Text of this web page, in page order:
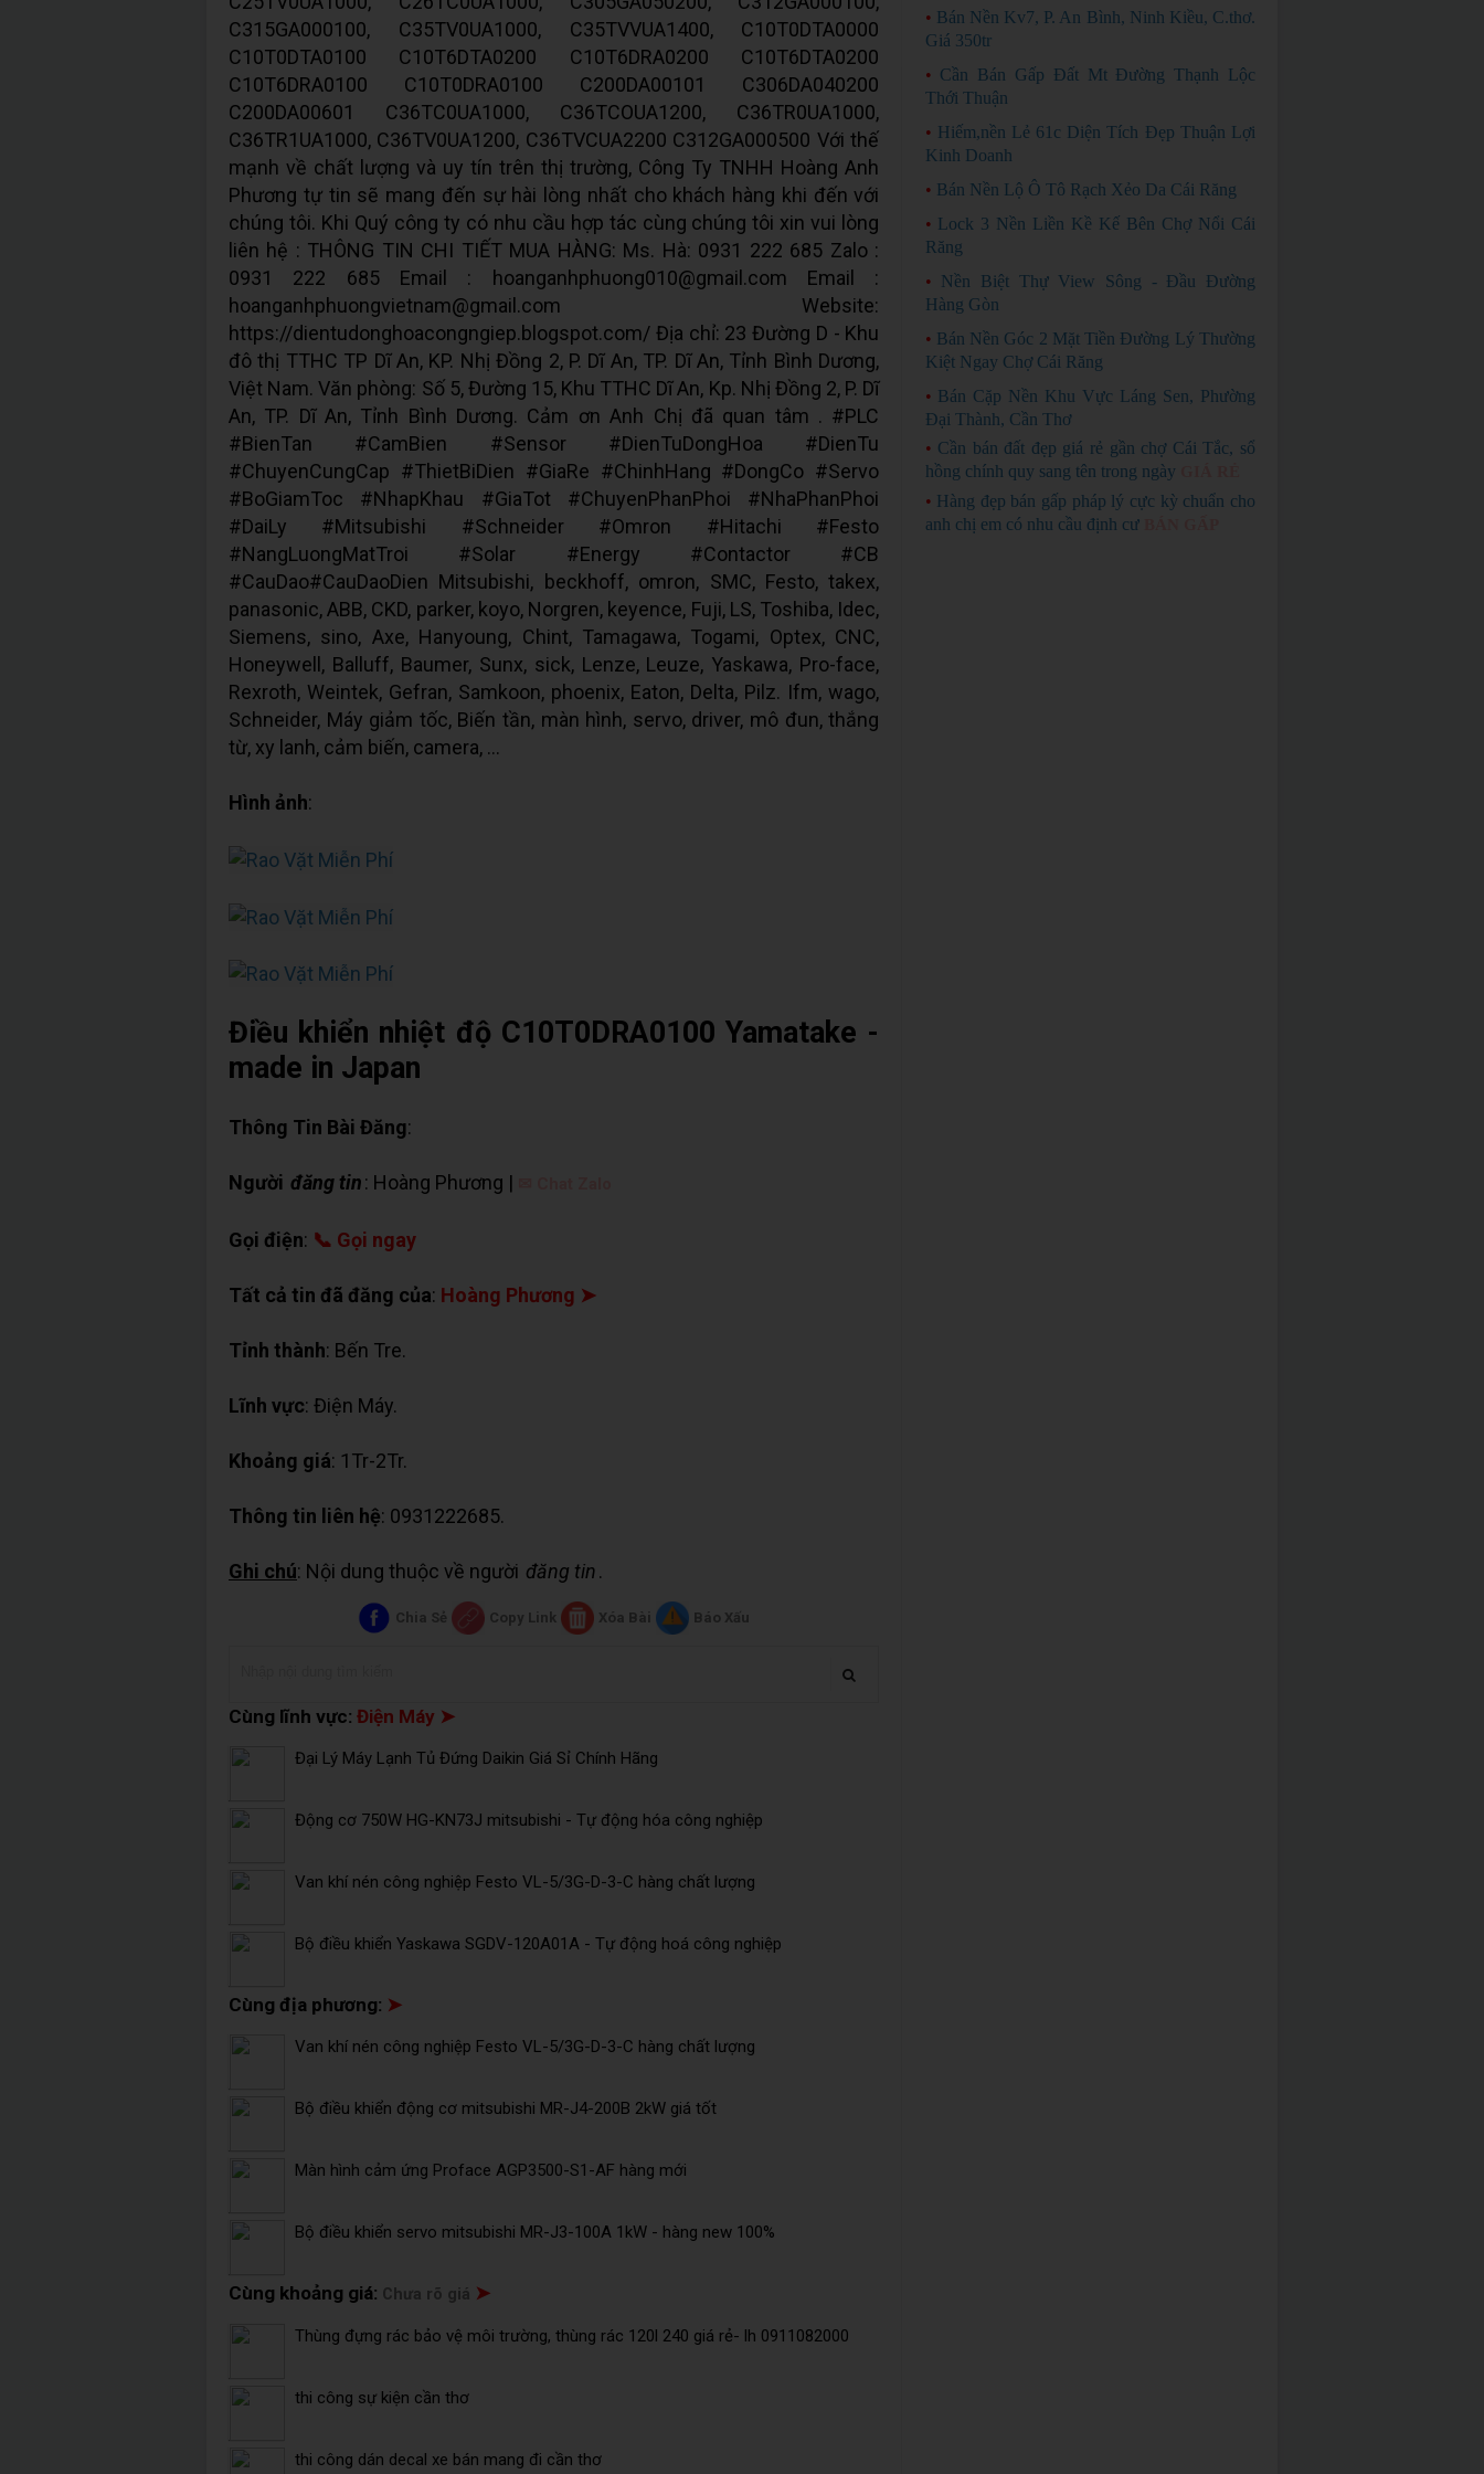
C315GA000100, C35TV0UA1000, C35TVVUA1400, C10T0DTA0000
C10T0DTA0100 C10T6DTA0200 C10T6DRA0200 C10T6DTA0200
C10T6DRA0100 C10T0DRA0100 C200DA00101 C306DA040200
C200DA00601 C36TC0UA1000, C36TCOUA1200, C36TR0UA1000,
C36TR1UA1000, C36TV0UA1200, C36TVCUA2200 C312GA000500 Với thế
mạnh về chất lượng và uy tín trên thị trường, Công Ty TNHH Hoàng Anh
Phương tự tin sẽ mang đến sự hài lòng nhất cho khách hàng khi đến với
chúng tôi. Khi Quý công ty có nhu cầu hợp tác cùng chúng tôi xin vui lòng
liên hệ : THÔNG TIN CHI TIẾT MUA HÀNG: Ms. Hà: 0931 222 685 Zalo :
0931 222 685 Email : hoanganhphuong010@gmail.com Email :
hoanganhphuongvietnam@gmail.com Website:
https://dientudonghoacongngiep.blogspot.com/ Địa chỉ: 23 Đường D - Khu
đô thị TTHC TP Dĩ An, KP. Nhị Đồng 2, P. Dĩ An, TP. Dĩ An, Tỉnh Bình Dương,
Việt Nam. Văn phòng: Số 5, Đường 15, Khu TTHC Dĩ An, Kp. Nhị Đồng 2, P. Dĩ
An, TP. Dĩ An, Tỉnh Bình Dương. Cảm ơn Anh Chị đã quan tâm . #PLC
#BienTan #CamBien #Sensor #DienTuDongHoa #DienTu
#ChuyenCungCap #ThietBiDien #GiaRe #ChinhHang #DongCo #Servo
#BoGiamToc #NhapKhau #GiaTot #ChuyenPhanPhoi #NhaPhanPhoi
#DaiLy #Mitsubishi #Schneider #Omron #Hitachi #Festo
#NangLuongMatTroi #Solar #Energy #Contactor #CB
#CauDao#CauDaoDien Mitsubishi, beckhoff, omron, SMC, Festo, takex,
panasonic, ABB, CKD, parker, koyo, Norgren, keyence, Fuji, LS, Toshiba, Idec,
Siemens, sino, Axe, Hanyoung, Chint, Tamagawa, Togami, Optex, CNC,
Honeywell, Balluff, Baumer, Sunx, sick, Lenze, Leuze, Yaskawa, Pro-face,
Rexroth, Weintek, Gefran, Samkoon, phoenix, Eaton, Delta, Pilz. Ifm, wago,
Schneider, Máy giảm tốc, Biến tần, màn hình, servo, driver, mô đun, thắng
từ, xy lanh, cảm biến, camera, ...
Hình ảnh:
Điều khiển nhiệt độ C10T0DRA0100 Yamatake -
made in Japan
Thông Tin Bài Đăng:
Người đăng tin: Hoàng Phương |
Gọi điện: 📞 Gọi ngay
Tất cả tin đã đăng của: Hoàng Phương ➤
Tỉnh thành: Bến Tre.
Lĩnh vực: Điện Máy.
Khoảng giá: 1Tr-2Tr.
Thông tin liên hệ: 0931222685.
Ghi chú: Nội dung thuộc về người đăng tin.
Chia Sẻ Copy Link Xóa Bài Báo Xấu
Cùng lĩnh vực: Điện Máy ➤
Đại Lý Máy Lạnh Tủ Đứng Daikin Giá Sỉ Chính Hãng
Động cơ 750W HG-KN73J mitsubishi - Tự động hóa công nghiệp
Van khí nén công nghiệp Festo VL-5/3G-D-3-C hàng chất lượng
Bộ điều khiển Yaskawa SGDV-120A01A - Tự động hoá công nghiệp
Cùng địa phương: ➤
Van khí nén công nghiệp Festo VL-5/3G-D-3-C hàng chất lượng
Bộ điều khiển động cơ mitsubishi MR-J4-200B 2kW giá tốt
Màn hình cảm ứng Proface AGP3500-S1-AF hàng mới
Bộ điều khiển servo mitsubishi MR-J3-100A 1kW - hàng new 100%
Cùng khoảng giá: Chưa rõ giá ➤
Thùng đựng rác bảo vệ môi trường, thùng rác 120l 240 giá rẻ- lh 0911082000
thi công sự kiện cần thơ
thi công dán decal xe bán mang đi cần thơ
• Bán Nền Kv7, P. An Bình, Ninh Kiều, C.thơ.
Giá 350tr
• Cần Bán Gấp Đất Mt Đường Thạnh Lộc
Thới Thuận
• Hiếm,nền Lẻ 61c Diện Tích Đẹp Thuận Lợi
Kinh Doanh
• Bán Nền Lộ Ô Tô Rạch Xẻo Da Cái Răng
• Lock 3 Nền Liền Kề Kế Bên Chợ Nổi Cái
Răng
• Nền Biệt Thự View Sông - Đầu Đường
Hàng Gòn
• Bán Nền Góc 2 Mặt Tiền Đường Lý Thường
Kiệt Ngay Chợ Cái Răng
• Bán Cặp Nền Khu Vực Láng Sen, Phường
Đại Thành, Cần Thơ
• Cần bán đất đẹp giá rẻ gần chợ Cái Tắc, sổ
hồng chính quy sang tên trong ngày
• Hàng đẹp bán gấp pháp lý cực kỳ chuẩn cho
anh chị em có nhu cầu định cư